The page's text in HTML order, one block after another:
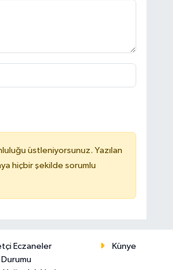
üstleniyorsunuz. Yazılan
hiçbir şekilde sorumlu
Eczaneler
Künye